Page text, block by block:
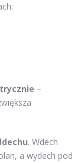
–
. Wdech
a wydech pod